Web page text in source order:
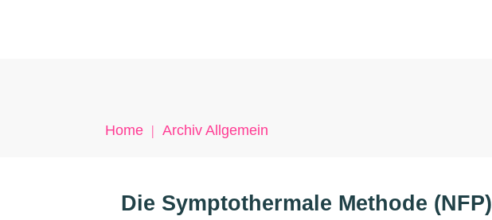
Home | Archiv Allgemein
Die Symptothermale Methode (NFP)